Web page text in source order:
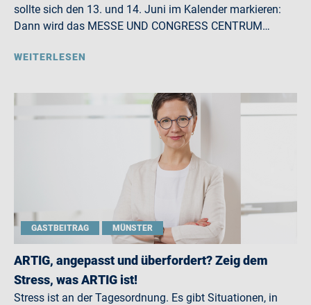
sollte sich den 13. und 14. Juni im Kalender markieren:
Dann wird das MESSE UND CONGRESS CENTRUM…
WEITERLESEN
GASTBEITRAG MÜNSTER
ARTIG, angepasst und überfordert? Zeig dem
Stress, was ARTIG ist!
Stress ist an der Tagesordnung. Es gibt Situationen, in